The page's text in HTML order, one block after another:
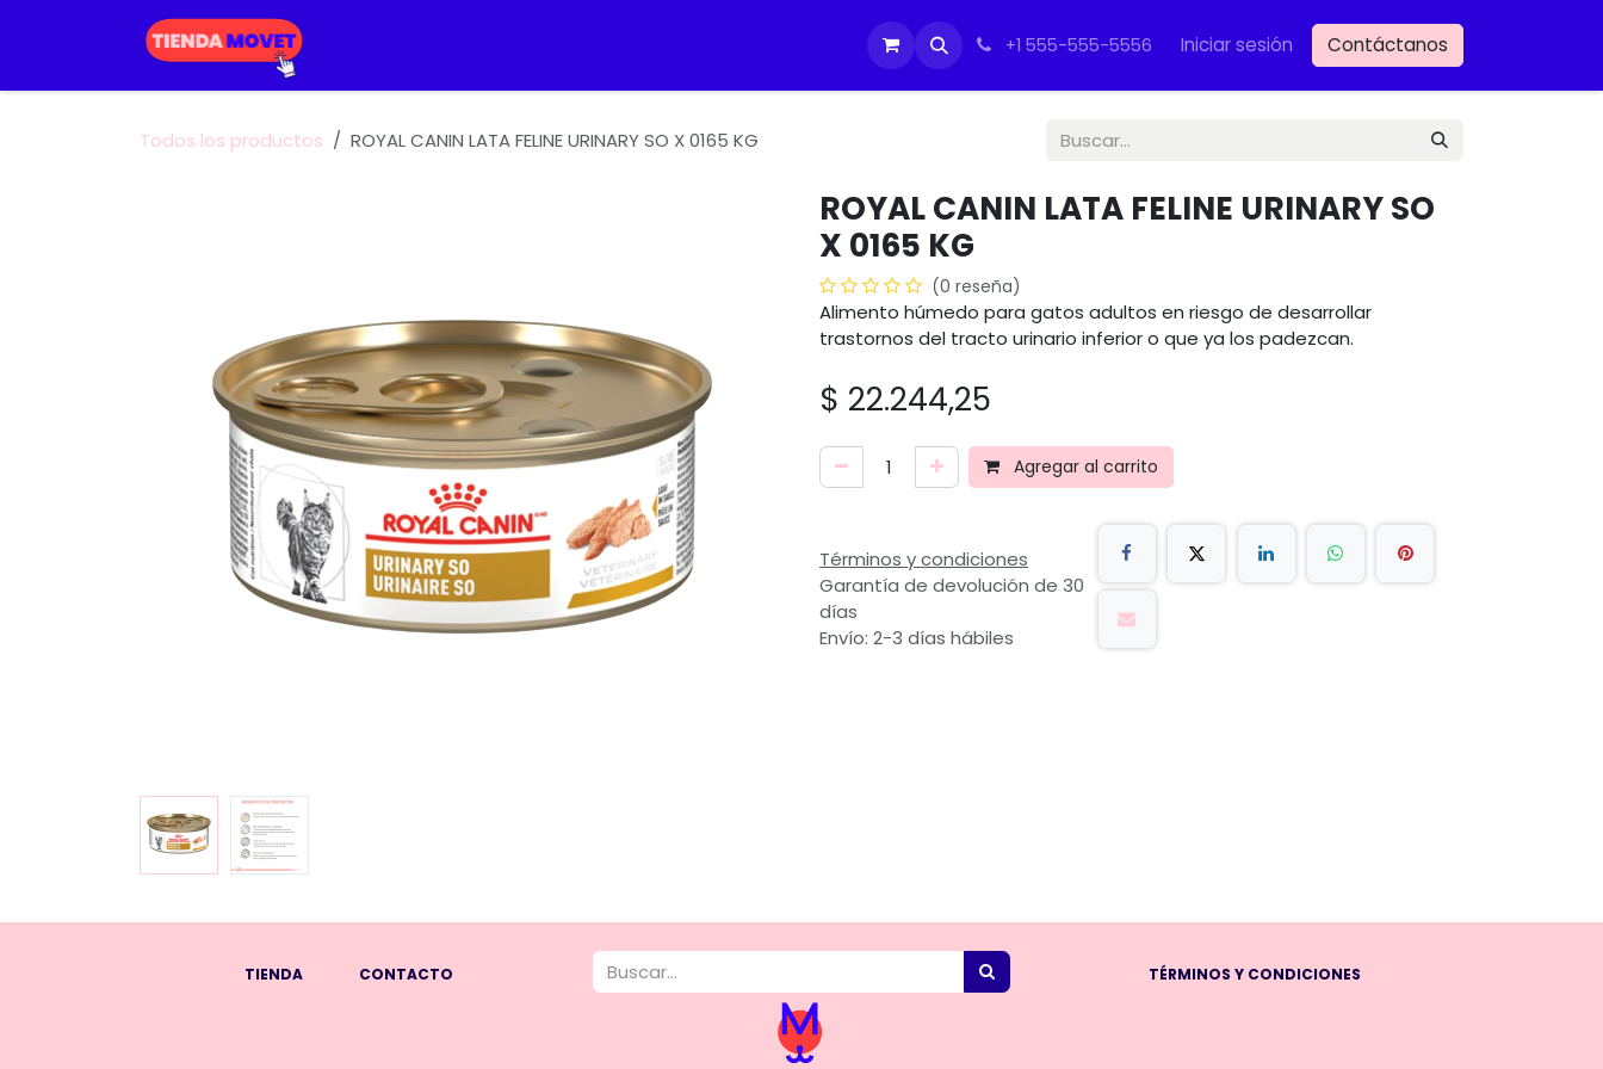
Ayuda Ayuda IMOVET
+1 555-555-5556 Iniciar sesión Contáctanos
Todos los productos ROYAL CANIN LATA FELINE URINARY SO X 0165 KG
ROYAL CANIN LATA FELINE URINARY SO
X 0165 KG
(0 reseña)
Alimento húmedo para gatos adultos en riesgo de desarrollar
trastornos del tracto urinario inferior o que ya los padezcan.
$ 22.244,25
Agregar al carrito
Términos y condiciones
Garantía de devolución de 30
días
Envío: 2-3 días hábiles
TIENDA CONTACTO TÉRMINOS Y CONDICIONES